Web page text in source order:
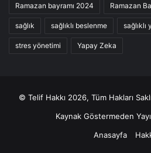
Ramazan bayramı 2024 Ramazan
sağlık sağlıklı beslenme sağlıklı
stres yönetimi Yapay Zeka
© Telif Hakkı 2026, Tüm Hakları
Kaynak Göstermeden
Anasayfa